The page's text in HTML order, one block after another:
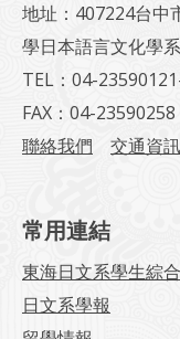
地址：407224台中
學日本語言文化學系
TEL：04-
FAX：04-23590258
聯絡我們
交通資訊
常用連結
東海日文系學生綜
日文系學報